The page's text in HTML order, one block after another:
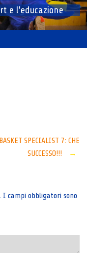
e l'educazione
BASKET SPECIALIST 7: CHE
SUCCESSO!!!
→
I campi obbligatori sono